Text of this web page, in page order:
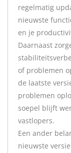
regelmatig
nieuwste
en je
Daarnaast
of problemen
de laatste
problemen
soepel blijft
vastlopers.
Een ander
nieuwste